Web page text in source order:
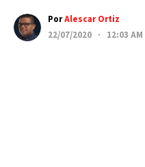
PorAlescar Ortiz
22/07/2020 · 12:03 AM